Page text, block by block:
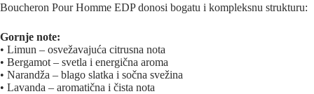
Boucheron Pour Homme EDP donosi bogatu i kompleksnu strukturu:
Gornje note:
• Limun – osvežavajuća citrusna nota
• Bergamot – svetla i energična aroma
• Narandža – blago slatka i sočna svežina
• Lavanda – aromatična i čista nota